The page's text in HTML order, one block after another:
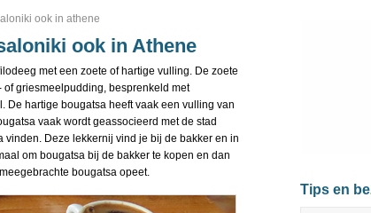
ook in athene
ook in Athene
met een zoete of hartige vulling. De zoete
griesmeelpudding, besprenkeld met
De hartige bougatsa heeft vaak een vulling van
vaak wordt geassocieerd met de stad
Deze lekkernij vind je bij de bakker en in
om bougatsa bij de bakker te kopen en dan
bougatsa opeet.
Tips en